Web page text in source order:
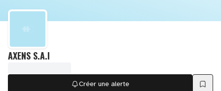
AXENS S.A.I
Créer une alerte